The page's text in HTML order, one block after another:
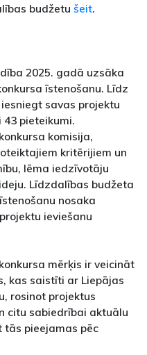
budžetu šeit.
2025. gadā uzsāka
īstenošanu. Līdz
savas projektu
pieteikumi.
komisija,
kritērijiem un
lēma iedzīvotāju
Līdzdalības budžeta
nosaka
ieviešanu
mērķis ir veicināt
kas saistīti ar Liepājas
rosinot projektus
citu sabiedrībai aktuālu
pieejamas pēc